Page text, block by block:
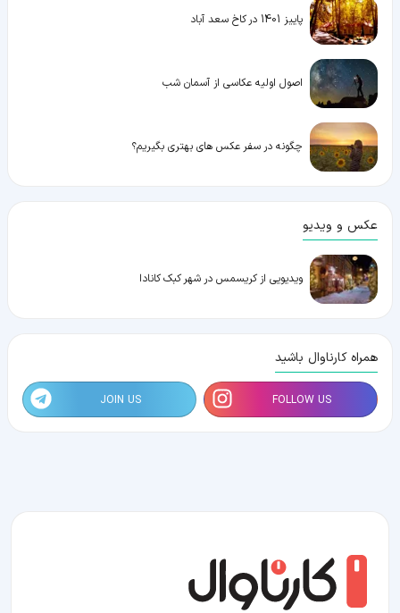
پاییز 1401 در کاخ سعد آباد
اصول اولیه عکاسی از آسمان شب
چگونه در سفر عکس های بهتری بگیریم؟
عکس و ویدیو
ویدیویی از کریسمس در شهر کبک کانادا
همراه کارناوال باشید
FOLLOW US
JOIN US